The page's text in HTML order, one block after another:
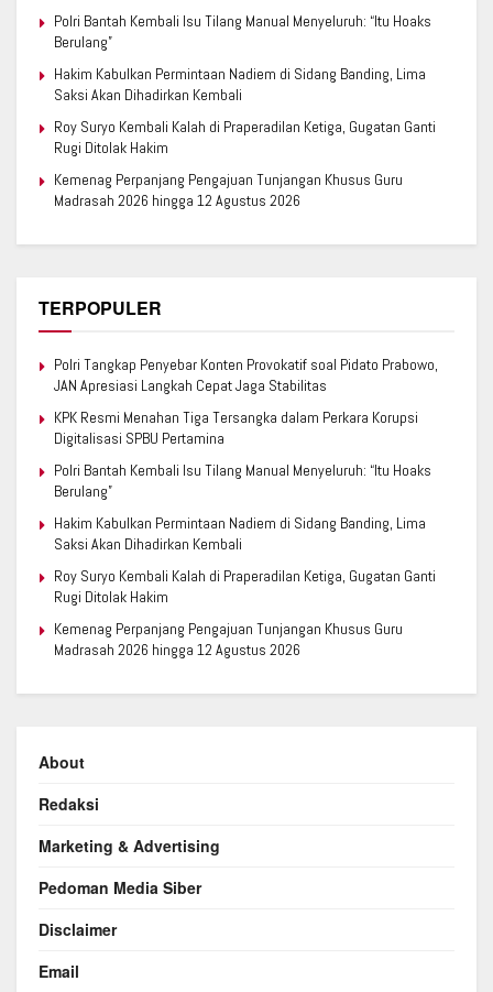
Polri Bantah Kembali Isu Tilang Manual Menyeluruh: “Itu Hoaks
Berulang”
Hakim Kabulkan Permintaan Nadiem di Sidang Banding, Lima
Saksi Akan Dihadirkan Kembali
Roy Suryo Kembali Kalah di Praperadilan Ketiga, Gugatan Ganti
Rugi Ditolak Hakim
Kemenag Perpanjang Pengajuan Tunjangan Khusus Guru
Madrasah 2026 hingga 12 Agustus 2026
TERPOPULER
Polri Tangkap Penyebar Konten Provokatif soal Pidato Prabowo,
JAN Apresiasi Langkah Cepat Jaga Stabilitas
KPK Resmi Menahan Tiga Tersangka dalam Perkara Korupsi
Digitalisasi SPBU Pertamina
Polri Bantah Kembali Isu Tilang Manual Menyeluruh: “Itu Hoaks
Berulang”
Hakim Kabulkan Permintaan Nadiem di Sidang Banding, Lima
Saksi Akan Dihadirkan Kembali
Roy Suryo Kembali Kalah di Praperadilan Ketiga, Gugatan Ganti
Rugi Ditolak Hakim
Kemenag Perpanjang Pengajuan Tunjangan Khusus Guru
Madrasah 2026 hingga 12 Agustus 2026
About
Redaksi
Marketing & Advertising
Pedoman Media Siber
Disclaimer
Email